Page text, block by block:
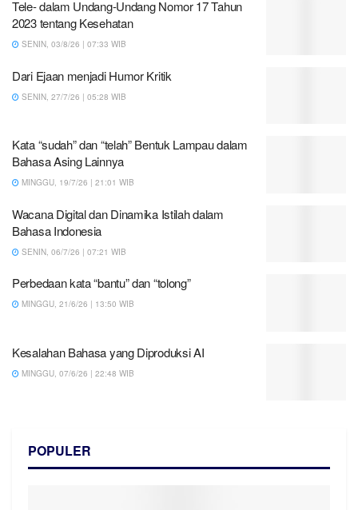
Tele- dalam Undang-Undang Nomor 17 Tahun
2023 tentang Kesehatan
SENIN, 03/8/26 | 07:33 WIB
Dari Ejaan menjadi Humor Kritik
SENIN, 27/7/26 | 05:28 WIB
Kata “sudah” dan “telah” Bentuk Lampau dalam
Bahasa Asing Lainnya
MINGGU, 19/7/26 | 21:01 WIB
Wacana Digital dan Dinamika Istilah dalam
Bahasa Indonesia
SENIN, 06/7/26 | 07:21 WIB
Perbedaan kata “bantu” dan “tolong”
MINGGU, 21/6/26 | 13:50 WIB
Kesalahan Bahasa yang Diproduksi AI
MINGGU, 07/6/26 | 22:48 WIB
POPULER